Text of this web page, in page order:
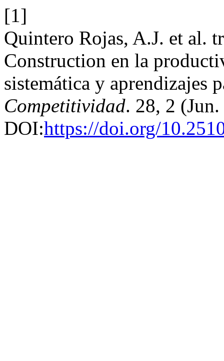
[1]
Quintero Rojas, A.J. et al.
Construction en la
sistemática y aprendizajes
Competitividad. 28, 2
DOI:https://doi.org/